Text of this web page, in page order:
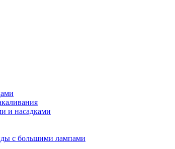
и насадками
с большими лампами